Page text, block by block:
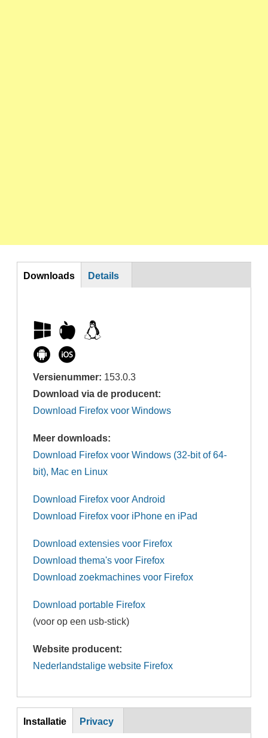
DL
Downloads Details
Versienummer: 153.0.3
Download via de producent:
Download Firefox voor Windows
Meer downloads:
Download Firefox voor Windows (32-bit of 64-
bit), Mac en Linux
Download Firefox voor Android
Download Firefox voor iPhone en iPad
Download extensies voor Firefox
Download thema's voor Firefox
Download zoekmachines voor Firefox
Download portable Firefox
(voor op een usb-stick)
Website producent:
Nederlandstalige website Firefox
Inst
Installatie
Privacy